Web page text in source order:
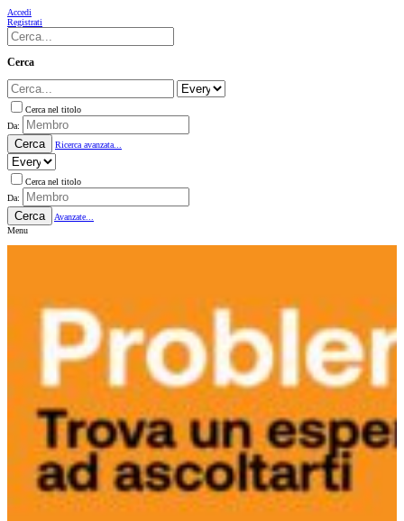
Accedi
Registrati
Cerca
Cerca nel titolo
Da:
Cerca Ricerca avanzata...
Cerca nel titolo
Da:
Cerca
Avanzate...
Menu